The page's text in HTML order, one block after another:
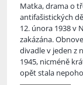
Matka, drama o
antifašistických
12. února 1938 v
zakázána.
divadle v jeden z
1945, nicméně
opět stala